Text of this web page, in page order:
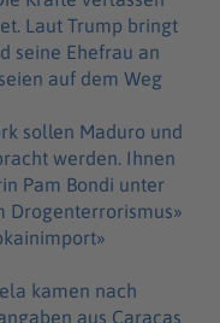
Laut Trump bringt
seine Ehefrau an
auf dem Weg
sollen Maduro und
werden. Ihnen
Pam Bondi unter
Drogenterrorismus»
kamen nach
aus Caracas